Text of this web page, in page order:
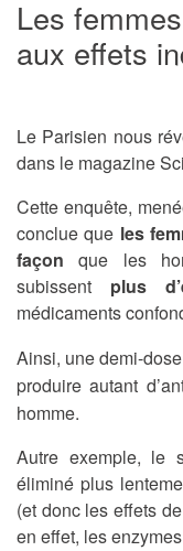
Les
aux effets
Le Parisien nous
dans le magazine
Cette enquête,
conclue que les
façon que les
subissent plus
médicaments
Ainsi, une demi-
produire autant
homme.
Autre exemple, le
éliminé plus
(et donc les effets
en effet, les